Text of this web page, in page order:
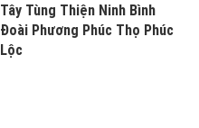
Tây Tùng Thiện Ninh Bình
Đoài Phương Phúc Thọ Phúc
Lộc